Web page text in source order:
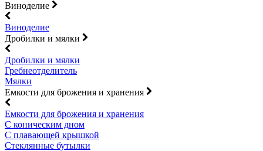
Виноделие
Виноделие
Дробилки и мялки
Дробилки и мялки
Гребнеотделитель
Мялки
Емкости для брожения и хранения
Емкости для брожения и хранения
С коническим дном
С плавающей крышкой
Стеклянные бутылки